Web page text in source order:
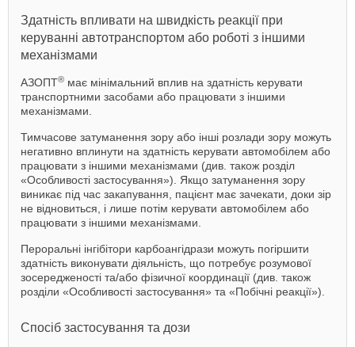
Здатність впливати на швидкість реакції при
керуванні автотранспортом або роботі з іншими
механізмами
АЗОПТ® має мінімальний вплив на здатність керувати
транспортними засобами або працювати з іншими
механізмами.
Тимчасове затуманення зору або інші розлади зору можуть
негативно вплинути на здатність керувати автомобілем або
працювати з іншими механізмами (див. також розділ
«Особливості застосування»). Якщо затуманення зору
виникає під час закапування, пацієнт має зачекати, доки зір
не відновиться, і лише потім керувати автомобілем або
працювати з іншими механізмами.
Пероральні інгібітори карбоангідрази можуть погіршити
здатність виконувати діяльність, що потребує розумової
зосередженості та/або фізичної координації (див. також
розділи «Особливості застосування» та «Побічні реакції»).
Спосіб застосування та дози